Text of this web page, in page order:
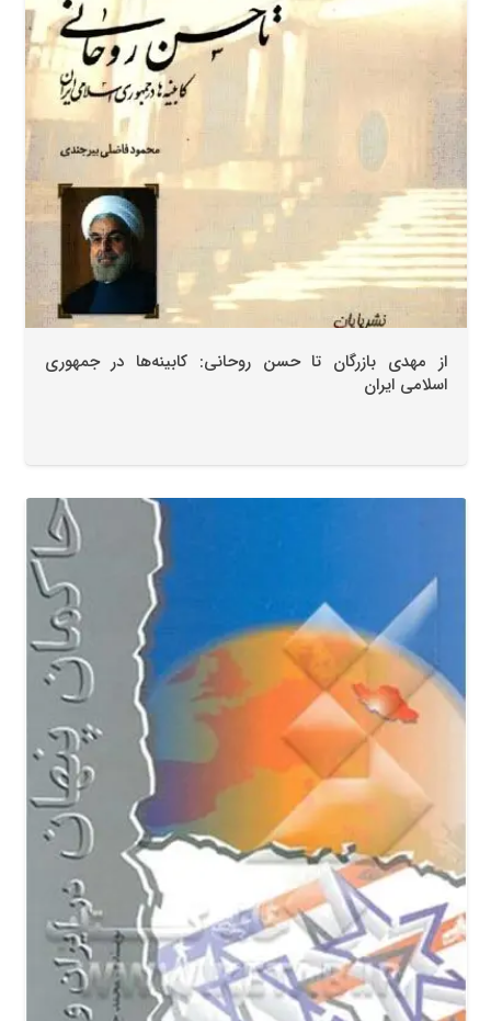
از مهدی بازرگان تا حسن روحانی: کابینه‌ها در جمهوری
اسلامی ایران